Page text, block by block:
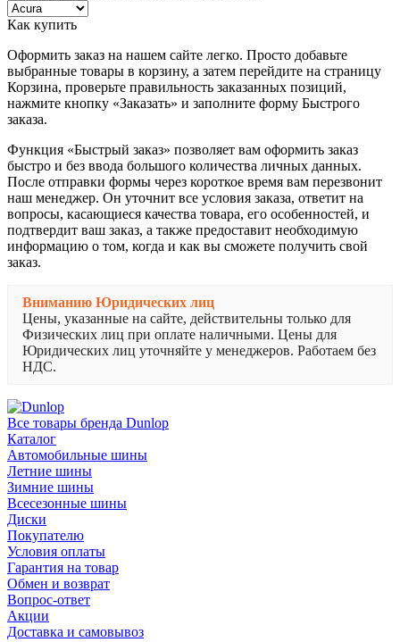
Как купить
Оформить заказ на нашем сайте легко. Просто добавьте
выбранные товары в корзину, а затем перейдите на страницу
Корзина, проверьте правильность заказанных позиций,
нажмите кнопку «Заказать» и заполните форму Быстрого
заказа.
Функция «Быстрый заказ» позволяет вам оформить заказ
быстро и без ввода большого количества личных данных.
После отправки формы через короткое время вам перезвонит
наш менеджер. Он уточнит все условия заказа, ответит на
вопросы, касающиеся качества товара, его особенностей, и
подтвердит ваш заказ, а также предоставит необходимую
информацию о том, когда и как вы сможете получить свой
заказ.
Вниманию Юридических лиц
Цены, указанные на сайте, действительны только для
Физических лиц при оплате наличными. Цены для
Юридических лиц уточняйте у менеджеров. Работаем без
НДС.
Все товары бренда Dunlop
Каталог
Автомобильные шины
Летние шины
Зимние шины
Всесезонные шины
Диски
Покупателю
Условия оплаты
Гарантия на товар
Обмен и возврат
Вопрос-ответ
Акции
Доставка и самовывоз